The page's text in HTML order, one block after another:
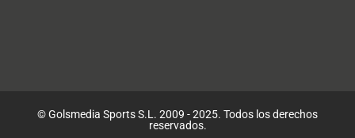
© Golsmedia Sports S.L. 2009 - 2025. Todos los derechos
reservados.